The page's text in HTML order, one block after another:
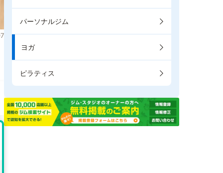
パーソナルジム
ヨガ
ピラティス